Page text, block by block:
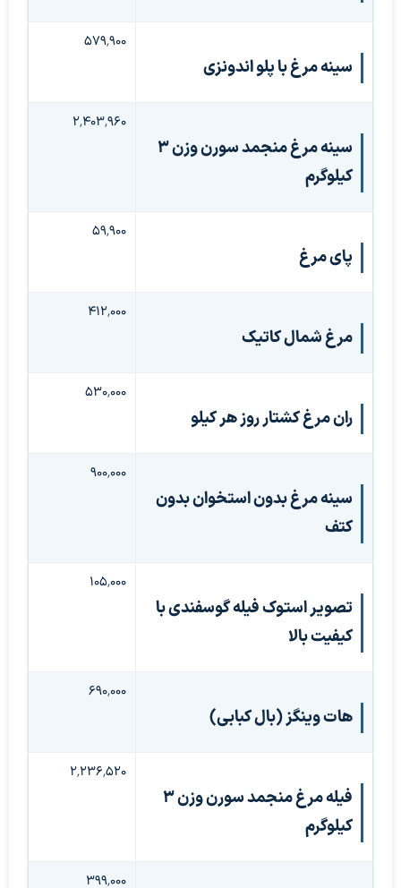
سینه مرغ با پلو اندونزی
۵۷۹٬۹۰۰
سینه مرغ منجمد سورن وزن ۳
کیلوگرم
۲٬۴۰۳٬۹۶۰
پای مرغ
۵۹٬۹۰۰
مرغ شمال کاتیک
۴۱۲٬۰۰۰
ران مرغ کشتار روز هر کیلو
۵۳۰٬۰۰۰
سینه مرغ بدون استخوان بدون
کتف
۹۰۰٬۰۰۰
تصویر استوک فیله گوسفندی با
کیفیت بالا
۱۰۵٬۰۰۰
هات وینگز (بال کبابی)
۶۹۰٬۰۰۰
فیله مرغ منجمد سورن وزن ۳
کیلوگرم
۲٬۲۳۶٬۵۲۰
۳۹۹٬۰۰۰